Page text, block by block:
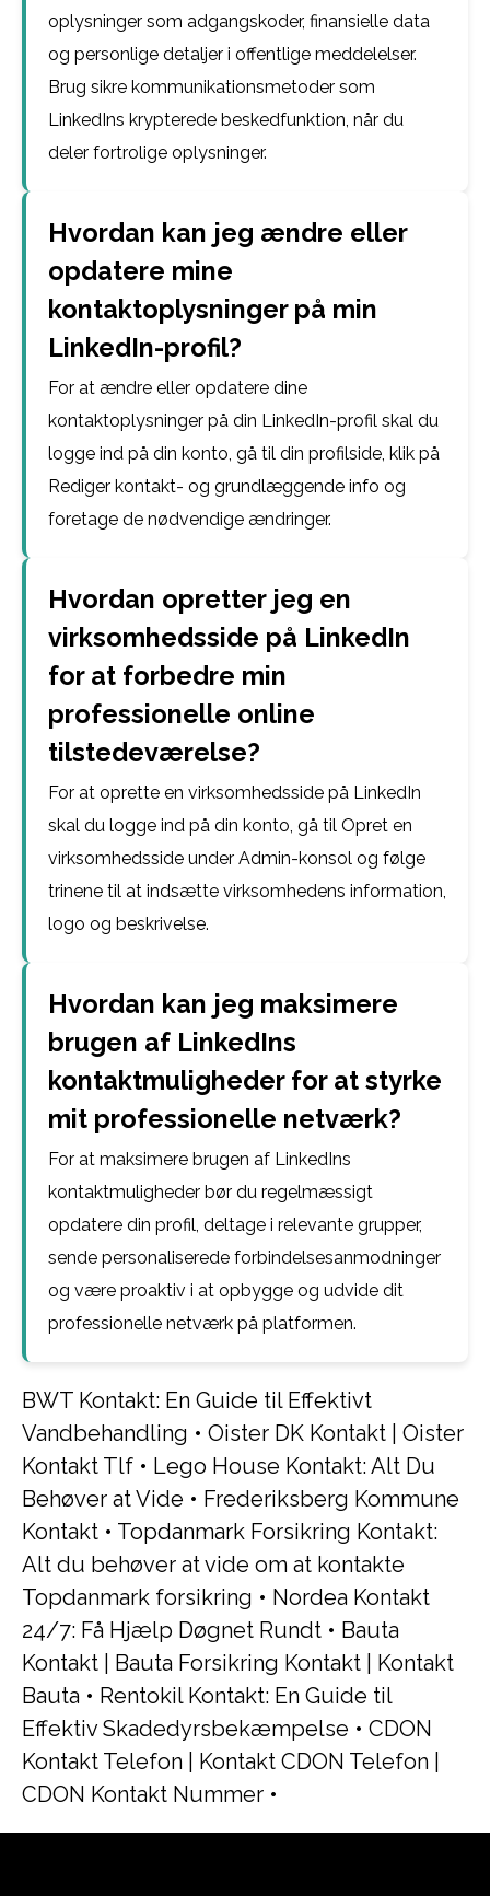
oplysninger som adgangskoder, finansielle data
og personlige detaljer i offentlige meddelelser.
Brug sikre kommunikationsmetoder som
LinkedIns krypterede beskedfunktion, når du
deler fortrolige oplysninger.
Hvordan kan jeg ændre eller
opdatere mine
kontaktoplysninger på min
LinkedIn-profil?
For at ændre eller opdatere dine
kontaktoplysninger på din LinkedIn-profil skal du
logge ind på din konto, gå til din profilside, klik på
Rediger kontakt- og grundlæggende info og
foretage de nødvendige ændringer.
Hvordan opretter jeg en
virksomhedsside på LinkedIn
for at forbedre min
professionelle online
tilstedeværelse?
For at oprette en virksomhedsside på LinkedIn
skal du logge ind på din konto, gå til Opret en
virksomhedsside under Admin-konsol og følge
trinene til at indsætte virksomhedens information,
logo og beskrivelse.
Hvordan kan jeg maksimere
brugen af LinkedIns
kontaktmuligheder for at styrke
mit professionelle netværk?
For at maksimere brugen af LinkedIns
kontaktmuligheder bør du regelmæssigt
opdatere din profil, deltage i relevante grupper,
sende personaliserede forbindelsesanmodninger
og være proaktiv i at opbygge og udvide dit
professionelle netværk på platformen.
BWT Kontakt: En Guide til Effektivt
Vandbehandling • Oister DK Kontakt | Oister
Kontakt Tlf • Lego House Kontakt: Alt Du
Behøver at Vide • Frederiksberg Kommune
Kontakt • Topdanmark Forsikring Kontakt:
Alt du behøver at vide om at kontakte
Topdanmark forsikring • Nordea Kontakt
24/7: Få Hjælp Døgnet Rundt • Bauta
Kontakt | Bauta Forsikring Kontakt | Kontakt
Bauta • Rentokil Kontakt: En Guide til
Effektiv Skadedyrsbekæmpelse • CDON
Kontakt Telefon | Kontakt CDON Telefon |
CDON Kontakt Nummer •